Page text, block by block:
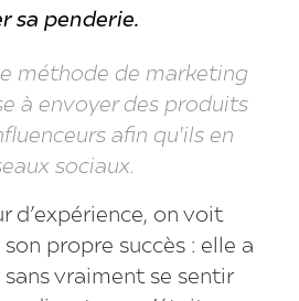
sa penderie.
méthode de marketing
à envoyer des produits
afin qu'ils en
sociaux.
d’expérience, on voit
son propre succès : elle a
vraiment se sentir